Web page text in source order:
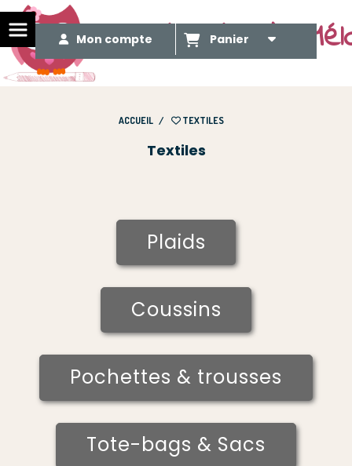
Le Méli Mélo de
Mon compte Panier
ACCUEIL TEXTILES
Textiles
Plaids
Coussins
Pochettes & trousses
Tote-bags & Sacs